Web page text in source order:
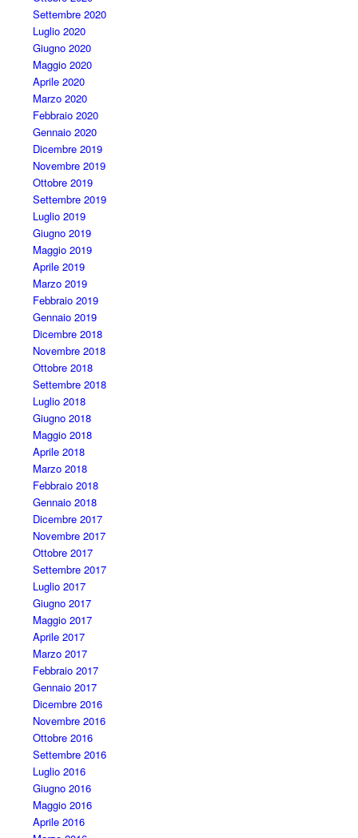
Settembre 2020
Luglio 2020
Giugno 2020
Maggio 2020
Aprile 2020
Marzo 2020
Febbraio 2020
Gennaio 2020
Dicembre 2019
Novembre 2019
Ottobre 2019
Settembre 2019
Luglio 2019
Giugno 2019
Maggio 2019
Aprile 2019
Marzo 2019
Febbraio 2019
Gennaio 2019
Dicembre 2018
Novembre 2018
Ottobre 2018
Settembre 2018
Luglio 2018
Giugno 2018
Maggio 2018
Aprile 2018
Marzo 2018
Febbraio 2018
Gennaio 2018
Dicembre 2017
Novembre 2017
Ottobre 2017
Settembre 2017
Luglio 2017
Giugno 2017
Maggio 2017
Aprile 2017
Marzo 2017
Febbraio 2017
Gennaio 2017
Dicembre 2016
Novembre 2016
Ottobre 2016
Settembre 2016
Luglio 2016
Giugno 2016
Maggio 2016
Aprile 2016